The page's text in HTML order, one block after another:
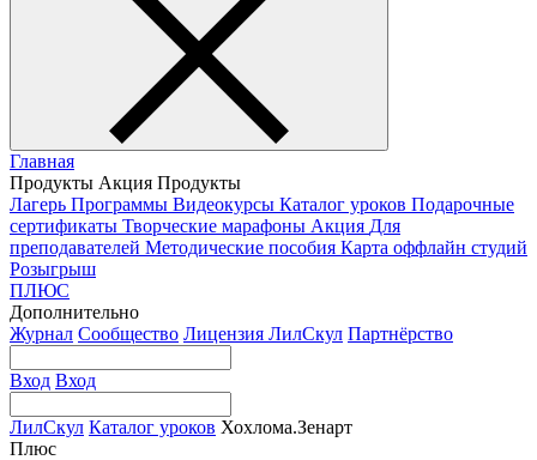
Главная
Продукты Акция Продукты
Лагерь Программы Видеокурсы Каталог уроков Подарочные
сертификаты Творческие марафоны Акция Для
преподавателей Методические пособия Карта оффлайн студий
Розыгрыш
ПЛЮС
Дополнительно
Журнал Сообщество Лицензия ЛилСкул Партнёрство
Вход Вход
ЛилСкул Каталог уроков Хохлома.Зенарт
Плюс